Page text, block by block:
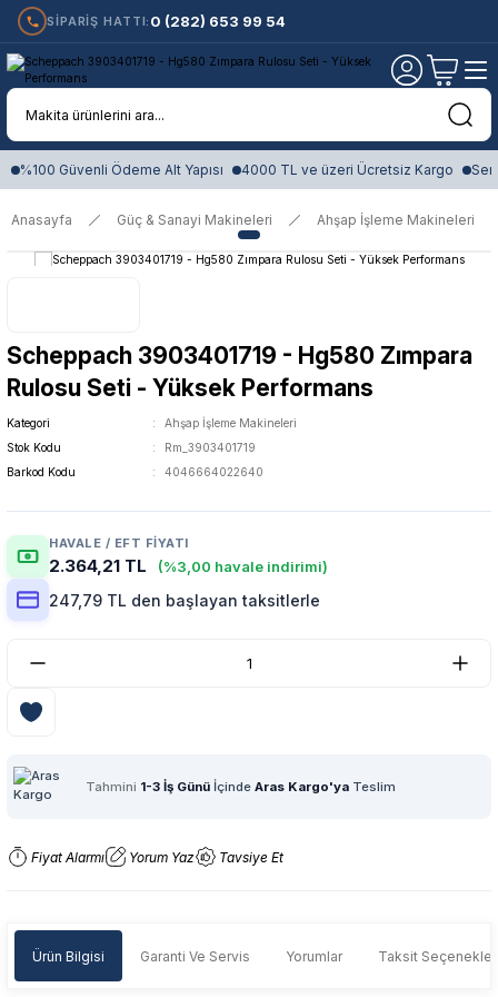
SİPARİŞ HATTI: 0 (282) 653 99 54
%100 Güvenli Ödeme Alt Yapısı 4000 TL ve üzeri Ücretsiz Kargo
Anasayfa Güç & Sanayi Makineleri Ahşap İşleme Makineleri
Scheppach 3903401719 - Hg580 Zımpara
Rulosu Seti - Yüksek Performans
Kategori
Ahşap İşleme Makineleri
Stok Kodu
Rm_3903401719
Barkod Kodu
4046664022640
HAVALE / EFT FIYATI
2.364,21 TL (%3,00 havale indirimi)
247,79 TL den başlayan taksitlerle
Tahmini 1-3 İş Günü İçinde Aras Kargo'ya Teslim
Fiyat Alarmı Yorum Yaz Tavsiye Et
Ürün Bilgisi Garanti Ve Servis Yorumlar Taksit